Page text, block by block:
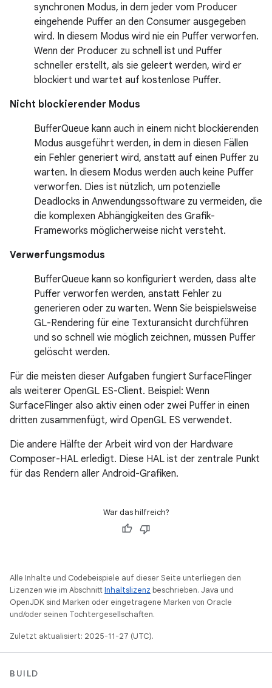
synchronen Modus, in dem jeder vom Producer
eingehende Puffer an den Consumer ausgegeben
wird. In diesem Modus wird nie ein Puffer verworfen.
Wenn der Producer zu schnell ist und Puffer
schneller erstellt, als sie geleert werden, wird er
blockiert und wartet auf kostenlose Puffer.
Nicht blockierender Modus
BufferQueue kann auch in einem nicht blockierenden
Modus ausgeführt werden, in dem in diesen Fällen
ein Fehler generiert wird, anstatt auf einen Puffer zu
warten. In diesem Modus werden auch keine Puffer
verworfen. Dies ist nützlich, um potenzielle
Deadlocks in Anwendungssoftware zu vermeiden, die
die komplexen Abhängigkeiten des Grafik-
Frameworks möglicherweise nicht versteht.
Verwerfungsmodus
BufferQueue kann so konfiguriert werden, dass alte
Puffer verworfen werden, anstatt Fehler zu
generieren oder zu warten. Wenn Sie beispielsweise
GL-Rendering für eine Texturansicht durchführen
und so schnell wie möglich zeichnen, müssen Puffer
gelöscht werden.
Für die meisten dieser Aufgaben fungiert SurfaceFlinger
als weiterer OpenGL ES-Client. Beispiel: Wenn
SurfaceFlinger also aktiv einen oder zwei Puffer in einen
dritten zusammenfügt, wird OpenGL ES verwendet.
Die andere Hälfte der Arbeit wird von der Hardware
Composer-HAL erledigt. Diese HAL ist der zentrale Punkt
für das Rendern aller Android-Grafiken.
War das hilfreich?
Alle Inhalte und Codebeispiele auf dieser Seite unterliegen den
Lizenzen wie im AbschnittInhaltslizenz beschrieben. Java und
OpenJDK sind Marken oder eingetragene Marken von Oracle
und/oder seinen Tochtergesellschaften.
Zuletzt aktualisiert: 2025-11-27 (UTC).
BUILD